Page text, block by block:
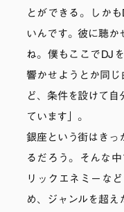
とができる。しか
いんです。彼に聴か
ね。僕もここでDJ
響かせようとか同じ
ど、条件を設けて自
ています」。
銀座という街はきっ
るだろう。そんな
リックエネミーな
め、ジャンルを超え